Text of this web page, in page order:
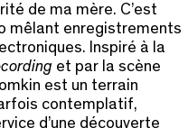
de ma mère. C’est
mêlant enregistrements
Inspiré à la
et par la scène
est un terrain
contemplatif,
d’une découverte